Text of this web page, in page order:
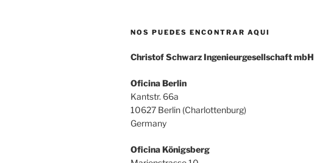
NOS PUEDES ENCONTRAR AQUI
Christof Schwarz Ingenieurgesellschaft mbH
Oficina Berlin
Kantstr. 66a
10627 Berlin (Charlottenburg)
Germany
OficinaKönigsberg